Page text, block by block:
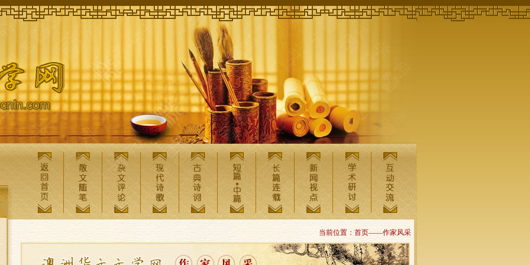
当前位置：首页——作家风采